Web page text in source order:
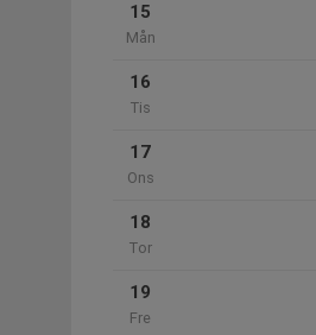
15
Mån
16
Tis
17
Ons
18
Tor
19
Fre